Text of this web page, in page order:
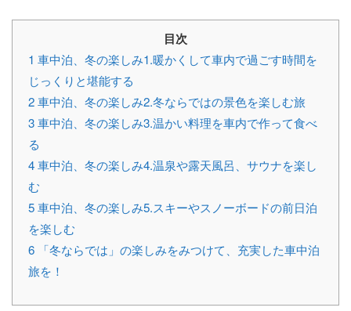
目次
1 車中泊、冬の楽しみ1.暖かくして車内で過ごす時間を
じっくりと堪能する
2車中泊、冬の楽しみ2.冬ならではの景色を楽しむ旅
3車中泊、冬の楽しみ3.温かい料理を車内で作って食べ
る
4車中泊、冬の楽しみ4.温泉や露天風呂、サウナを楽し
む
5車中泊、冬の楽しみ5.スキーやスノーボードの前日泊
を楽しむ
6 「冬ならでは」の楽しみをみつけて、充実した車中泊
旅を！